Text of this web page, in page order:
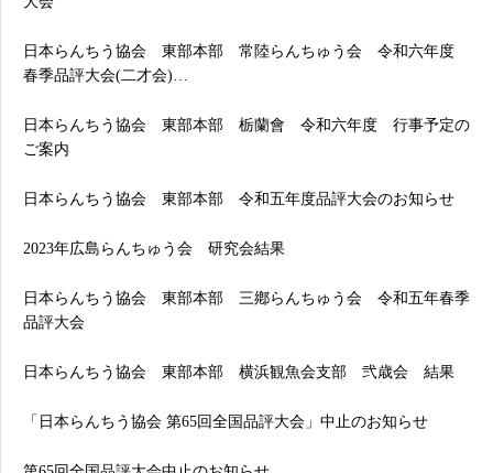
日本らんちう協会 東部本部 常陸らんちゅう会 令和六年度
春季品評大会(二才会)…
日本らんちう協会 東部本部 栃蘭會 令和六年度 行事予定の
ご案内
日本らんちう協会 東部本部 令和五年度品評大会のお知らせ
2023年広島らんちゅう会 研究会結果
日本らんちう協会 東部本部 三鄕らんちゅう会 令和五年春季
品評大会
日本らんちう協会 東部本部 横浜観魚会支部 弐歳会 結果
「日本らんちう協会 第65回全国品評大会」中止のお知らせ